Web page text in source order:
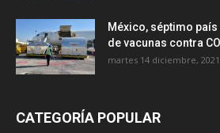
México, séptimo
de vacunas contra
martes 14 diciembre, 2021
CATEGORÍA POPULAR